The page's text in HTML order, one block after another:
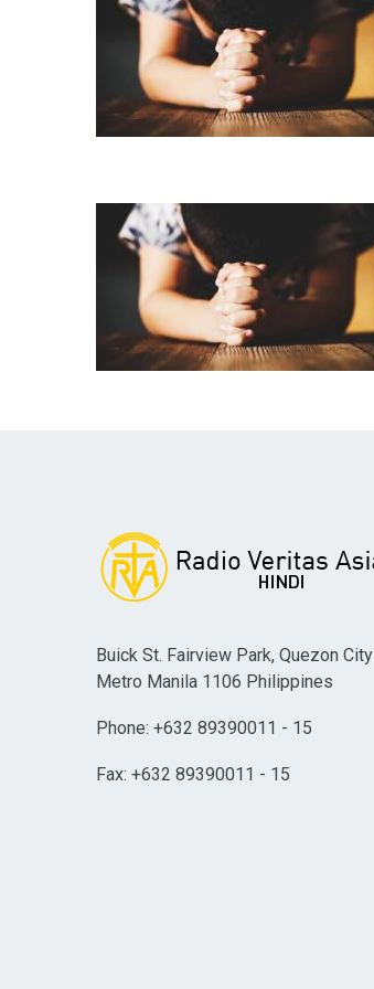
Buick St. Fairview Park, Quezon City
Metro Manila 1106 Philippines
Phone: +632 89390011 - 15
Fax: +632 89390011 - 15